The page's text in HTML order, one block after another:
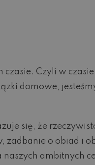
Czyli w
domowe,
się, że
zadbanie o obiad i
ambitnych